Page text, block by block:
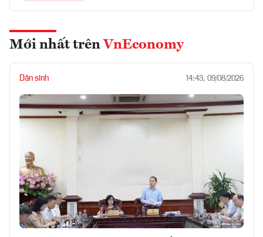
Mới nhất trên VnEconomy
Dân sinh 14:43, 09/08/2026